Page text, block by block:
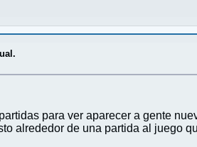
para ver aparecer a gente
alrededor de una partida al juego